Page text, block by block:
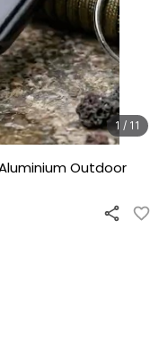
1 / 11
Outdoor